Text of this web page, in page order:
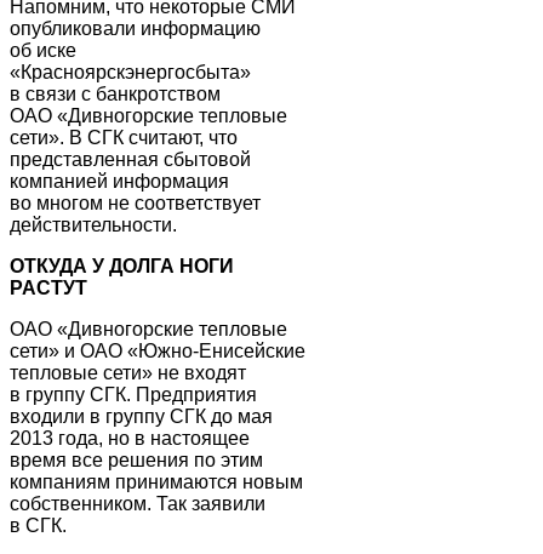
Напомним, что некоторые СМИ
опубликовали информацию
об иске
«Красноярскэнергосбыта»
в связи с банкротством
ОАО «Дивногорские тепловые
сети». В СГК считают, что
представленная сбытовой
компанией информация
во многом не соответствует
действительности.
ОТКУДА У ДОЛГА НОГИ
РАСТУТ
ОАО «Дивногорские тепловые
сети» и ОАО «Южно-Енисейские
тепловые сети» не входят
в группу СГК. Предприятия
входили в группу СГК до мая
2013 года, но в настоящее
время все решения по этим
компаниям принимаются новым
собственником. Так заявили
в СГК.